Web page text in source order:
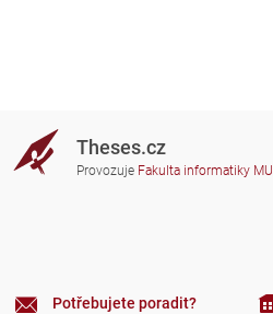
Theses.cz
Provozuje Fakulta informatiky MU
Potřebujete poradit?